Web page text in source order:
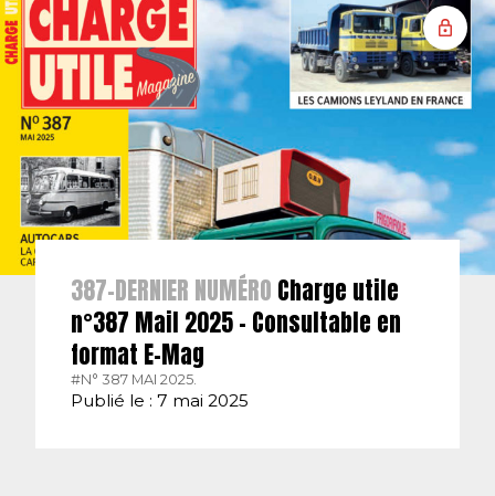
387-DERNIER NUMÉRO Charge utile
n°387 Mail 2025 – Consultable en
format E-Mag
#N° 387 MAI 2025.
Publié le : 7 mai 2025